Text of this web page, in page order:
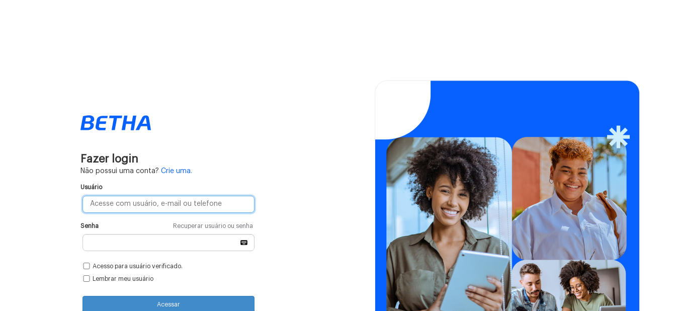
Fazer login
Não possui uma conta?Crie uma.
Usuário
Senha Recuperar usuário ou senha
Acesso para usuário verificado.
Lembrar meu usuário
Acessar